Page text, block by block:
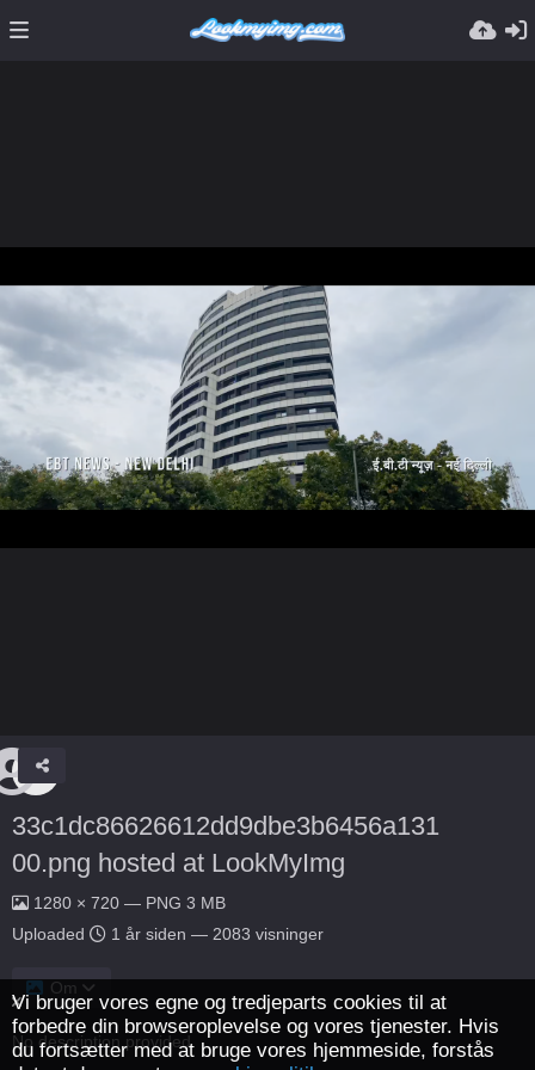
33c1dc86626612dd9dbe3b6456a131
00.png hosted at LookMyImg
1280 × 720 — PNG 3 MB
Uploaded
1 år siden — 2083 visninger
Om
No description provided.
Vi bruger vores egne og tredjeparts cookies til at
forbedre din browseroplevelse og vores tjenester. Hvis
du fortsætter med at bruge vores hjemmeside, forstås